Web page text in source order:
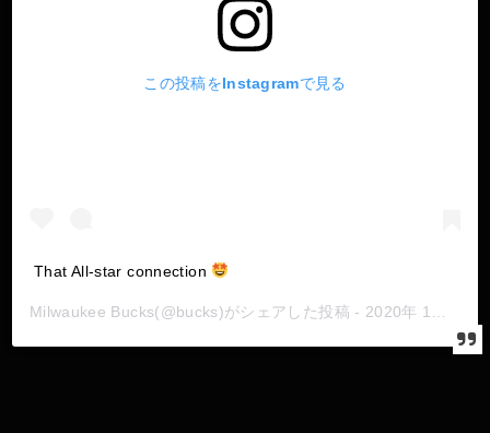
この投稿をInstagramで見る
That All-star connection
Milwaukee Bucks(@bucks)がシェアした投稿 - 2020年 1月月16日午後6時00分PST